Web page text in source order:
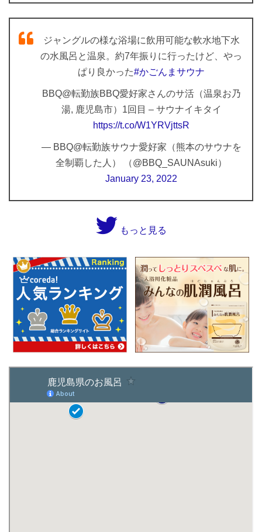
ジャングルの様な浴場に飲用可能な軟水地下水
の水風呂と温泉。約7年振りに行ったけど、やっ
ぱり良かった#かごんまサウナ
BBQ@転勤族BBQ愛好家さんのサ活（温泉お乃
湯, 鹿児島市）1回目 – サウナイキタイ
https://t.co/W1YRVjttsR
— BBQ@転勤族サウナ愛好家（熊本のサウナを
全制覇した人） （@BBQ_SAUNAsuki）
January 23, 2022
もっと見る